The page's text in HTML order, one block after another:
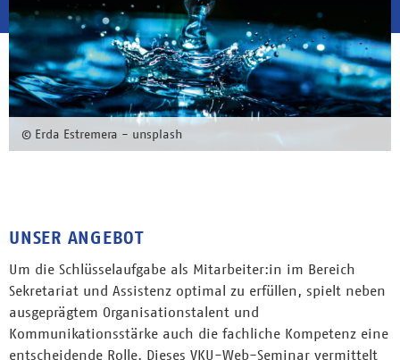
© Erda Estremera - unsplash
UNSER ANGEBOT
Um die Schlüsselaufgabe als Mitarbeiter:in im Bereich
Sekretariat und Assistenz optimal zu erfüllen, spielt neben
ausgeprägtem Organisationstalent und
Kommunikationsstärke auch die fachliche Kompetenz eine
entscheidende Rolle. Dieses VKU-Web-Seminar vermittelt